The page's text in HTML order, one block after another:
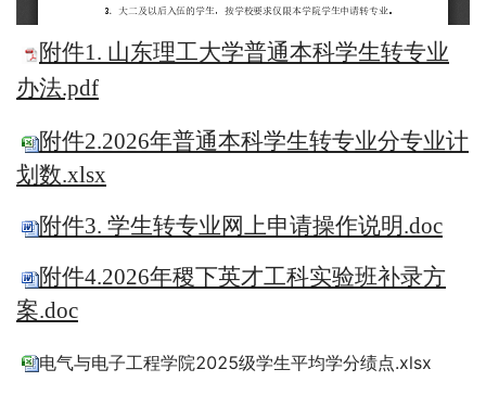
附件1. 山东理工大学普通本科学生转专业
办法.pdf
附件2.2026年普通本科学生转专业分专业计
划数.xlsx
附件3. 学生转专业网上申请操作说明.doc
附件4.2026年稷下英才工科实验班补录方
案.doc
电气与电子工程学院2025级学生平均学分绩点.xlsx